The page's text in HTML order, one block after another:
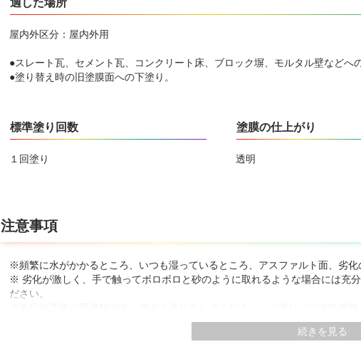
適した場所
屋内外区分：屋内外用
●スレート瓦、セメント瓦、コンクリート床、ブロック塀、モルタル壁などへ
●塗り替え時の旧塗膜面への下塗り。
標準塗り回数
１回塗り
塗膜の仕上がり
透明
注意事項
※頻繁に水がかかるところ、いつも湿っているところ、アスファルト面、劣化
※ 劣化が激しく、手で触ってボロボロと砂のように取れるような場合には充
ださい。
続きを見る